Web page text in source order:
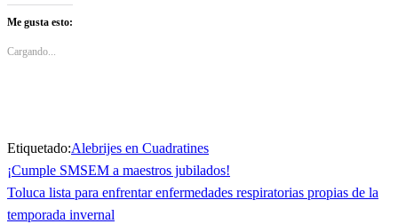
en
Twitter
(Se
en
Me gusta esto:
Cargando...
Etiquetado:Alebrijes en Cuadratines
Navegación
de
Entrada
anterior
¡Cumple SMSEM a maestros jubilados!
Entrada
siguiente
Toluca lista para enfrentar enfermedades respiratorias propias de la
temporada invernal